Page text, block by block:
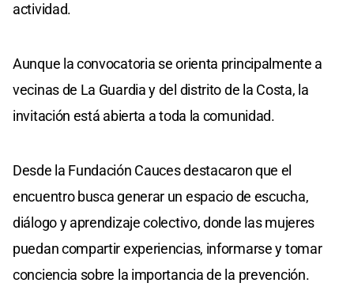
actividad.
Aunque la convocatoria se orienta principalmente a
vecinas de La Guardia y del distrito de la Costa, la
invitación está abierta a toda la comunidad.
Desde la Fundación Cauces destacaron que el
encuentro busca generar un espacio de escucha,
diálogo y aprendizaje colectivo, donde las mujeres
puedan compartir experiencias, informarse y tomar
conciencia sobre la importancia de la prevención.